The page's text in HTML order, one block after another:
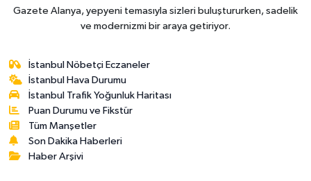
Gazete Alanya, yepyeni temasıyla sizleri buluştururken, sadelik
ve modernizmi bir araya getiriyor.
İstanbul Nöbetçi Eczaneler
İstanbul Hava Durumu
İstanbul Trafik Yoğunluk Haritası
Puan Durumu ve Fikstür
Tüm Manşetler
Son Dakika Haberleri
Haber Arşivi